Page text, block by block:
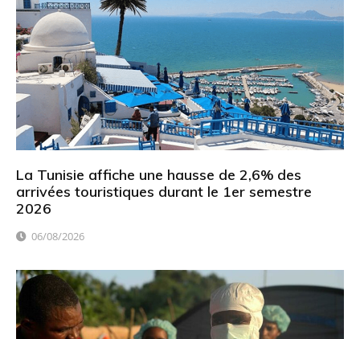
La Tunisie affiche une hausse de 2,6% des
arrivées touristiques durant le 1er semestre
2026
06/08/2026